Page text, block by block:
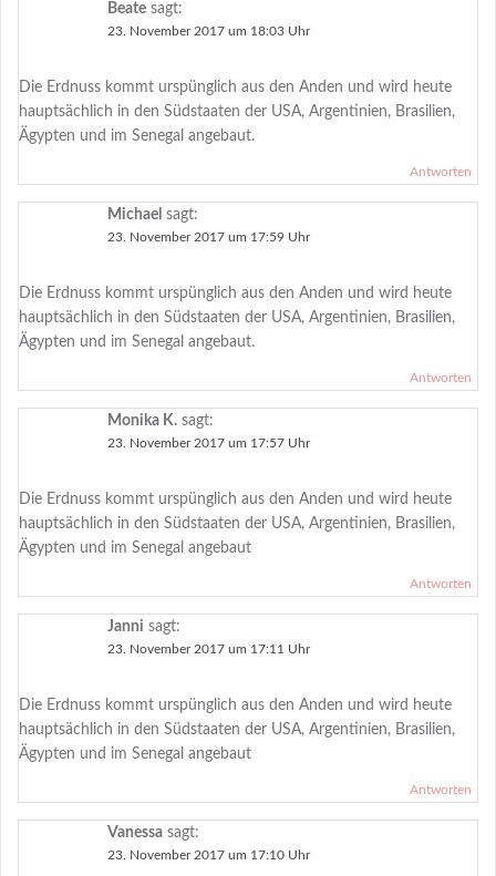
Beate sagt:
23. November 2017 um 18:03 Uhr
Die Erdnuss kommt urspünglich aus den Anden und wird heute
hauptsächlich in den Südstaaten der USA, Argentinien, Brasilien,
Ägypten und im Senegal angebaut.
Antworten
Michael sagt:
23. November 2017 um 17:59 Uhr
Die Erdnuss kommt urspünglich aus den Anden und wird heute
hauptsächlich in den Südstaaten der USA, Argentinien, Brasilien,
Ägypten und im Senegal angebaut.
Antworten
Monika K. sagt:
23. November 2017 um 17:57 Uhr
Die Erdnuss kommt urspünglich aus den Anden und wird heute
hauptsächlich in den Südstaaten der USA, Argentinien, Brasilien,
Ägypten und im Senegal angebaut
Antworten
Janni sagt:
23. November 2017 um 17:11 Uhr
Die Erdnuss kommt urspünglich aus den Anden und wird heute
hauptsächlich in den Südstaaten der USA, Argentinien, Brasilien,
Ägypten und im Senegal angebaut
Antworten
Vanessa sagt:
23. November 2017 um 17:10 Uhr